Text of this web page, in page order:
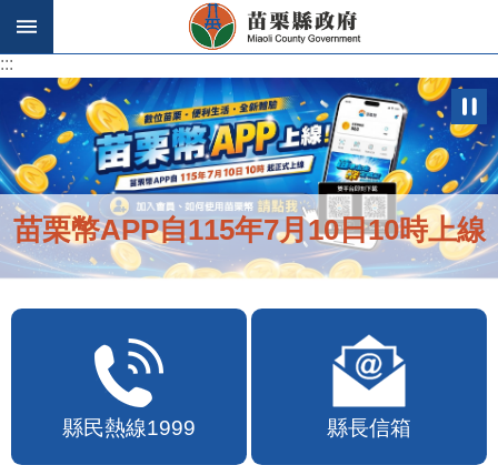
跳到主要內容區塊
:::
苗栗幣APP自115年7月10日10時上線
縣民熱線1999 縣長信箱